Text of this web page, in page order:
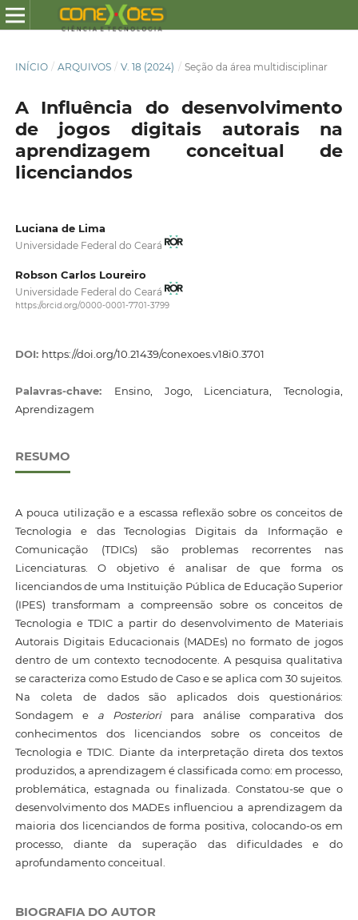
INÍCIO / ARQUIVOS / V. 18 (2024) / Seção da área multidisciplinar
A Influência do desenvolvimento
de jogos digitais autorais na
aprendizagem conceitual de
licenciandos
Luciana de Lima
Universidade Federal do Ceará
Robson Carlos Loureiro
Universidade Federal do Ceará
https://orcid.org/0000-0001-7701-3799
DOI: https://doi.org/10.21439/conexoes.v18i0.3701
Palavras-chave: Ensino, Jogo, Licenciatura, Tecnologia,
Aprendizagem
RESUMO
A pouca utilização e a escassa reflexão sobre os conceitos de
Tecnologia e das Tecnologias Digitais da Informação e
Comunicação (TDICs) são problemas recorrentes nas
Licenciaturas. O objetivo é analisar de que forma os
licenciandos de uma Instituição Pública de Educação Superior
(IPES) transformam a compreensão sobre os conceitos de
Tecnologia e TDIC a partir do desenvolvimento de Materiais
Autorais Digitais Educacionais (MADEs) no formato de jogos
dentro de um contexto tecnodocente. A pesquisa qualitativa
se caracteriza como Estudo de Caso e se aplica com 30 sujeitos.
Na coleta de dados são aplicados dois questionários:
Sondagem e a Posterioripara análise comparativa dos
conhecimentos dos licenciandos sobre os conceitos de
Tecnologia e TDIC. Diante da interpretação direta dos textos
produzidos, a aprendizagem é classificada como: em processo,
problemática, estagnada ou finalizada. Constatou-se que o
desenvolvimento dos MADEs influenciou a aprendizagem da
maioria dos licenciandos de forma positiva, colocando-os em
processo, diante da superação das dificuldades e do
aprofundamento conceitual.
BIOGRAFIA DO AUTOR